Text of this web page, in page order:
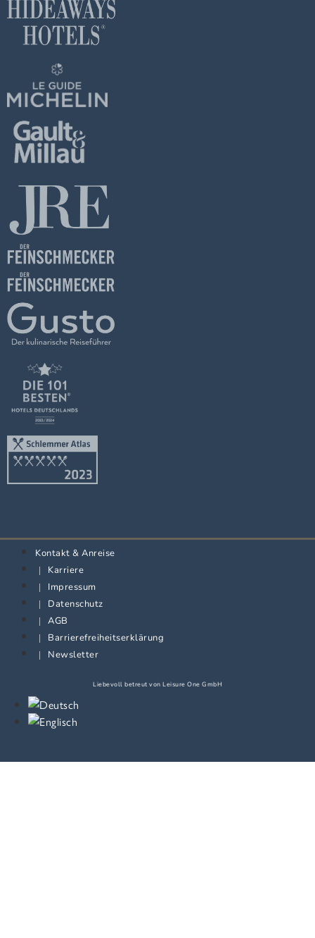
Kontakt & Anreise
Karriere
Impressum
Datenschutz
AGB
Barrierefreiheitserklärung
Newsletter
Liebevoll betreut von Leisure One GmbH